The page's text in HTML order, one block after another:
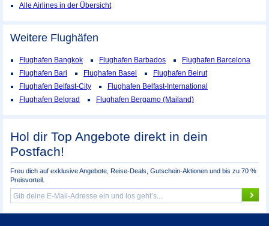
Alle Airlines in der Übersicht
Weitere Flughäfen
Flughafen Bangkok Flughafen Barbados
Flughafen Barcelona
Flughafen Bari
Flughafen Basel
Flughafen Beirut
Flughafen Belfast-City
Flughafen Belfast-International
Flughafen Belgrad
Flughafen Bergamo (Mailand)
Hol dir Top Angebote direkt in dein
Postfach!
Freu dich auf exklusive Angebote, Reise-Deals, Gutschein-Aktionen und bis zu 70 %
Preisvorteil.